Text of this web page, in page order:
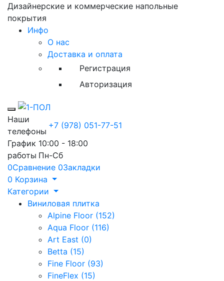
Дизайнерские и коммерческие напольные
покрытия
Инфо
О нас
Доставка и оплата
Регистрация
Авторизация
Toggle mobile menu
Наши
телефоны
+7 (978) 051-77-51
График
работы
10:00 - 18:00
Пн-Сб
0Сравнение 0Закладки
0 Корзина
Категории
Виниловая плитка
Alpine Floor (152)
Aqua Floor (116)
Art East (0)
Betta (15)
Fine Floor (93)
FineFlex (15)